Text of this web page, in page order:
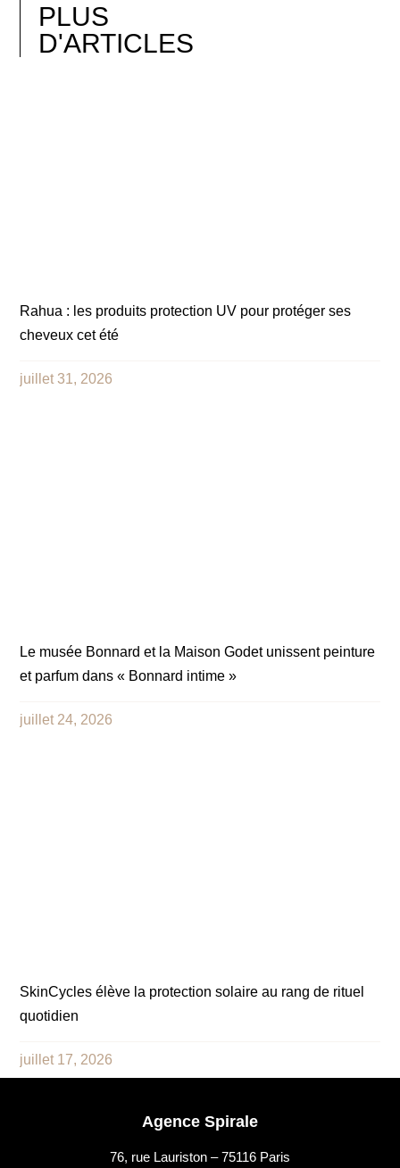
PLUS
D'ARTICLES
Rahua : les produits protection UV pour protéger ses
cheveux cet été
juillet 31, 2026
Le musée Bonnard et la Maison Godet unissent peinture
et parfum dans « Bonnard intime »
juillet 24, 2026
SkinCycles élève la protection solaire au rang de rituel
quotidien
juillet 17, 2026
Agence Spirale
76, rue Lauriston – 75116 Paris